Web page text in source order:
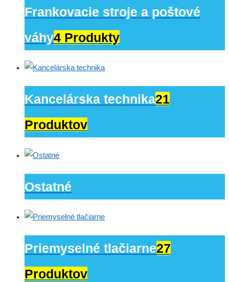
Frankovacie stroje a poštové
váhy4 Produkty
Kancelárska technika21
Produktov
Ostatné
Priemyselné tlačiarne27
Produktov